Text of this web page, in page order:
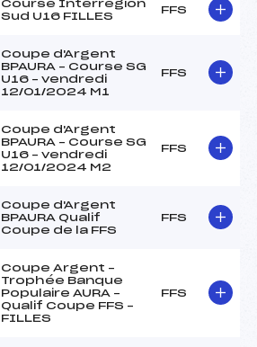
Course Interregion
Sud U16 FILLES
FFS
Coupe d'Argent
BPAURA – Course SG
U16 – vendredi
12/01/2024 M1
FFS
Coupe d'Argent
BPAURA – Course SG
U16 – vendredi
12/01/2024 M2
FFS
Coupe d'Argent
BPAURA Qualif
Coupe de la FFS
FFS
Coupe Argent –
Trophée Banque
Populaire AURA –
Qualif Coupe FFS –
FILLES
FFS